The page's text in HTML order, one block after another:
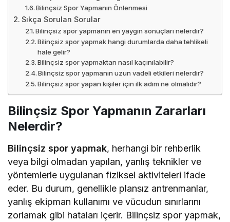
Bilinçsiz Spor Yapmanın Önlenmesi
Sıkça Sorulan Sorular
Bilinçsiz spor yapmanın en yaygın sonuçları nelerdir?
Bilinçsiz spor yapmak hangi durumlarda daha tehlikeli
hale gelir?
Bilinçsiz spor yapmaktan nasıl kaçınılabilir?
Bilinçsiz spor yapmanın uzun vadeli etkileri nelerdir?
Bilinçsiz spor yapan kişiler için ilk adım ne olmalıdır?
Bilinçsiz Spor Yapmanın Zararları
Nelerdir?
Bilinçsiz spor yapmak, herhangi bir rehberlik
veya bilgi olmadan yapılan, yanlış teknikler ve
yöntemlerle uygulanan fiziksel aktiviteleri ifade
eder. Bu durum, genellikle plansız antrenmanlar,
yanlış ekipman kullanımı ve vücudun sınırlarını
zorlamak gibi hataları içerir. Bilinçsiz spor yapmak,